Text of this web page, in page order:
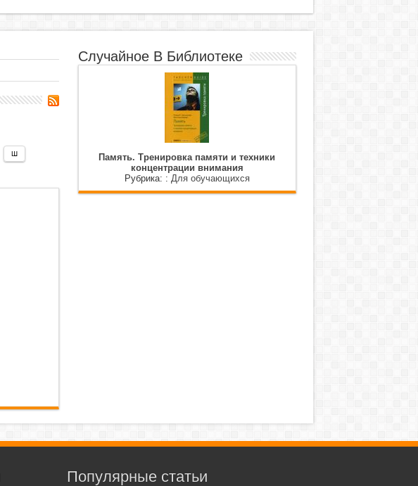
Ш
Случайное В Библиотеке
Память. Тренировка памяти и техники
концентрации внимания
Рубрика: : Для обучающихся
Популярные статьи